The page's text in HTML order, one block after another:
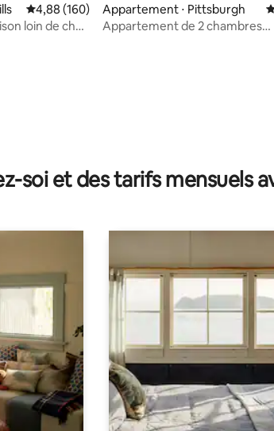
: 4,85 sur 5
Évaluation moyenne sur la base de 160
4,88 (160)
loin de chez
Appartement ⋅ Pittsburgh
Appartement de 2 chambres
soi et des tarifs mensuels